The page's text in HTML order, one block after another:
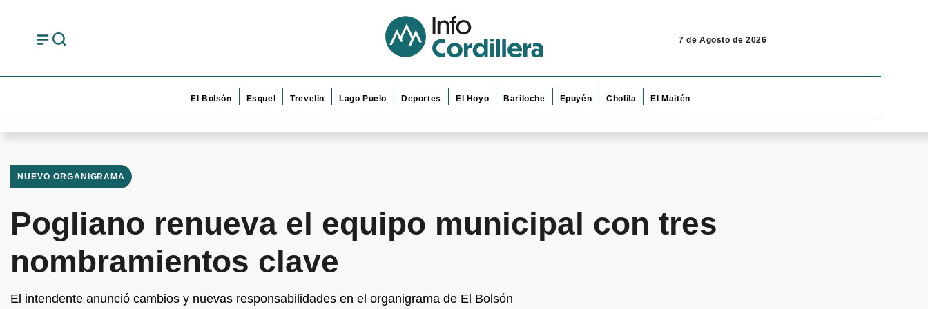
7 de Agosto de 2026
El Bolsón Esquel Trevelin Lago Puelo Deportes El Hoyo Bariloche Epuyén Cholila El Maitén
NUEVO ORGANIGRAMA
Pogliano renueva el equipo municipal con tres
nombramientos clave
El intendente anunció cambios y nuevas responsabilidades en el organigrama de El Bolsón